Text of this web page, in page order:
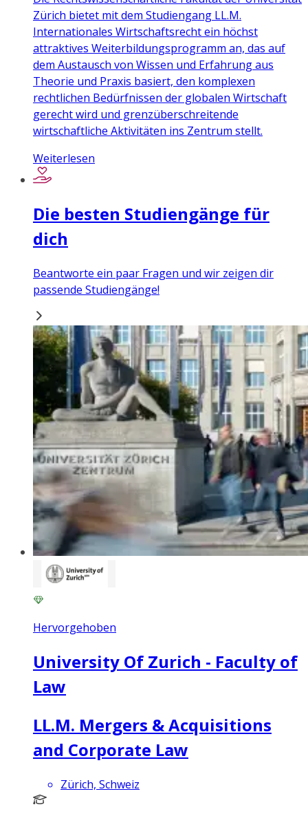
Zürich bietet mit dem Studiengang LL.M.
Internationales Wirtschaftsrecht ein höchst
attraktives Weiterbildungsprogramm an, das auf
dem Austausch von Wissen und Erfahrung aus
Theorie und Praxis basiert, den komplexen
rechtlichen Bedürfnissen der globalen Wirtschaft
gerecht wird und grenzüberschreitende
wirtschaftliche Aktivitäten ins Zentrum stellt.
Weiterlesen
Die besten Studiengänge für
dich
Beantworte ein paar Fragen und wir zeigen dir
passende Studiengänge!
Hervorgehoben
University Of Zurich - Faculty of
Law
LL.M. Mergers & Acquisitions
and Corporate Law
Zürich, Schweiz